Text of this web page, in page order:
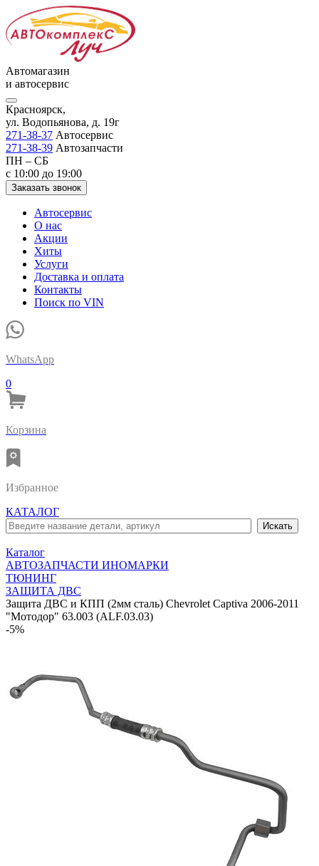
Автомагазин
и автосервис
Красноярск,
ул. Водопьянова, д. 19г
271-38-37 Автосервис
271-38-39 Автозапчасти
ПН – СБ
с 10:00 до 19:00
Заказать звонок
Автосервис
О нас
Акции
Хиты
Услуги
Доставка и оплата
Контакты
Поиск по VIN
WhatsApp
0
Корзина
Избранное
КАТАЛОГ
Каталог
АВТОЗАПЧАСТИ ИНОМАРКИ
ТЮНИНГ
ЗАЩИТА ДВС
Защита ДВС и КПП (2мм сталь) Chevrolet Captiva 2006-2011
"Мотодор" 63.003 (ALF.03.03)
-5%